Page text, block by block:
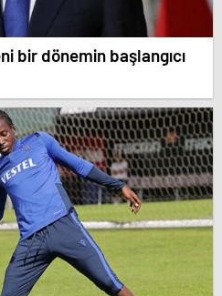
bir dönemin başlangıcı